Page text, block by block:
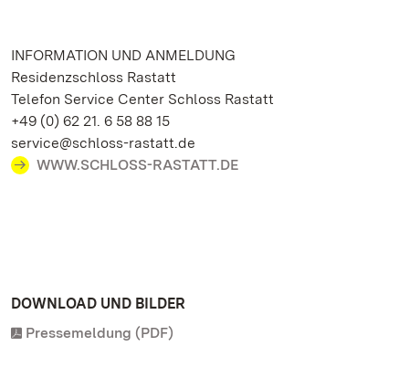
INFORMATION UND ANMELDUNG
Residenzschloss Rastatt
Telefon Service Center Schloss Rastatt
+49 (0) 62 21. 6 58 88 15
service@schloss-rastatt.de
WWW.SCHLOSS-RASTATT.DE
DOWNLOAD UND BILDER
Pressemeldung (PDF)